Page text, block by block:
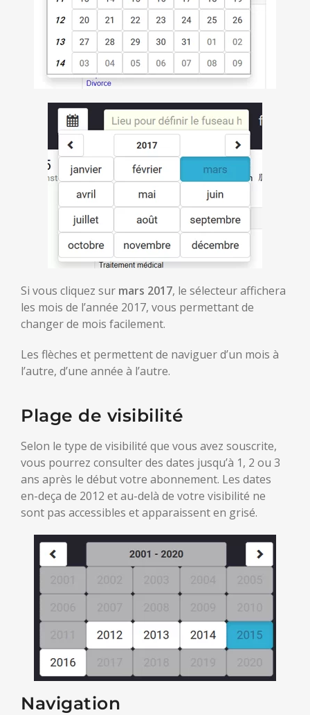
Si vous cliquez sur mars 2017, le sélecteur affichera
les mois de l’année 2017, vous permettant de
changer de mois facilement.
Les flèches et permettent de naviguer d’un mois à
l’autre, d’une année à l’autre.
Plage de visibilité
Selon le type de visibilité que vous avez souscrite,
vous pourrez consulter des dates jusqu’à 1, 2 ou 3
ans après le début votre abonnement. Les dates
en-deça de 2012 et au-delà de votre visibilité ne
sont pas accessibles et apparaissent en grisé.
Navigation